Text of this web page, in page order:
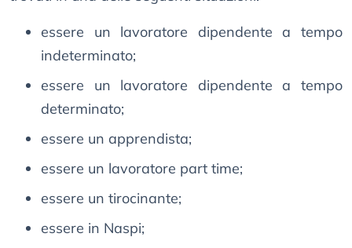
essere un lavoratore dipendente a tempo
indeterminato;
essere un lavoratore dipendente a tempo
determinato;
essere un apprendista;
essere un lavoratore part time;
essere un tirocinante;
essere in Naspi;